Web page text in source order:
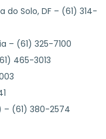
Solo, DF – (61) 314-
– (61) 325-7100
465-3013
– (61) 380-2574